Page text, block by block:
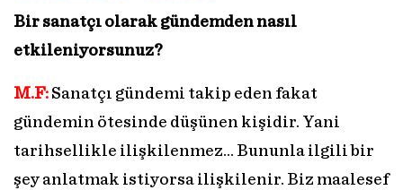
Bir sanatçı olarak gündemden nasıl
etkileniyorsunuz?
M.F: Sanatçı gündemi takip eden fakat
gündemin ötesinde düşünen kişidir. Yani
tarihsellikle ilişkilenmez... Bununla ilgili bir
şey anlatmak istiyorsa ilişkilenir. Biz maalesef